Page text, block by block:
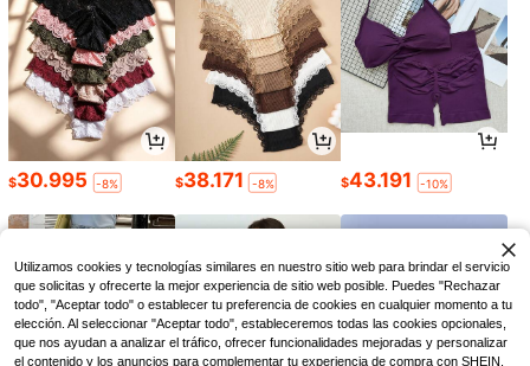
$30.995 -8% $38.171 -8% $43.191 -10%
Utilizamos cookies y tecnologías similares en nuestro sitio web para brindar el servicio
que solicitas y ofrecerte la mejor experiencia de sitio web posible. Puedes "Rechazar
todo", "Aceptar todo" o establecer tu preferencia de cookies en cualquier momento a tu
elección. Al seleccionar "Aceptar todo", estableceremos todas las cookies opcionales,
que nos ayudan a analizar el tráfico, ofrecer funcionalidades mejoradas y personalizar
el contenido y los anuncios para complementar tu experiencia de compra con SHEIN.